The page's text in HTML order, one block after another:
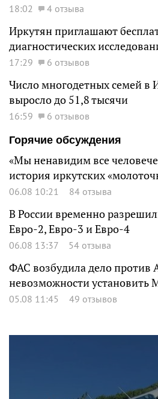
18:02 4 отзыва
Иркутян приглашают
диагностических
17:29 6 отзывов
Число многодетных семей в
выросло до 51,8 тысячи
16:59
6 отзывов
Горячие обсуждения
«Мы ненавидим все
история иркутских
06.08 10:21 84 отзыва
В России временно
Евро-2, Евро-3 и Евро-4
06.08 13:37 54 отзыва
ФАС возбудила дело против
невозможности установить
05.08 11:45 49 отзывов